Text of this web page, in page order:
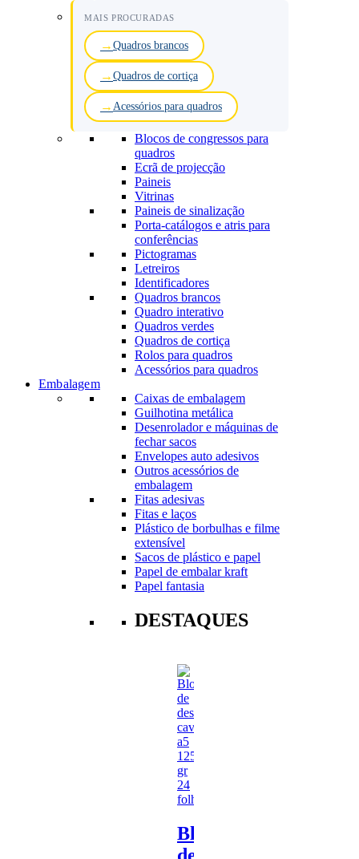
MAIS PROCURADAS
Quadros brancos
Quadros de cortiça
Acessórios para quadros
Blocos de congressos para
quadros
Ecrã de projecção
Paineis
Vitrinas
Paineis de sinalização
Porta-catálogos e atris para
conferências
Pictogramas
Letreiros
Identificadores
Quadros brancos
Quadro interativo
Quadros verdes
Quadros de cortiça
Rolos para quadros
Acessórios para quadros
Embalagem
Caixas de embalagem
Guilhotina metálica
Desenrolador e máquinas de
fechar sacos
Envelopes auto adesivos
Outros acessórios de
embalagem
Fitas adesivas
Fitas e laços
Plástico de borbulhas e filme
extensível
Sacos de plástico e papel
Papel de embalar kraft
Papel fantasia
DESTAQUES
Bloco
de